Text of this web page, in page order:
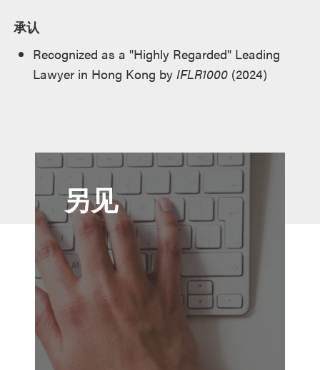
承认
Recognized as a "Highly Regarded" Leading
Lawyer in Hong Kong by IFLR1000 (2024)
另见